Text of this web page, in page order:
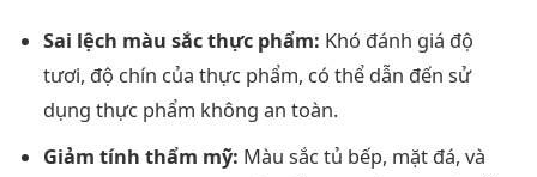
Sai lệch màu sắc thực phẩm: Khó đánh giá độ
tươi, độ chín của thực phẩm, có thể dẫn đến sử
dụng thực phẩm không an toàn.
Giảm tính thẩm mỹ: Màu sắc tủ bếp, mặt đá, và